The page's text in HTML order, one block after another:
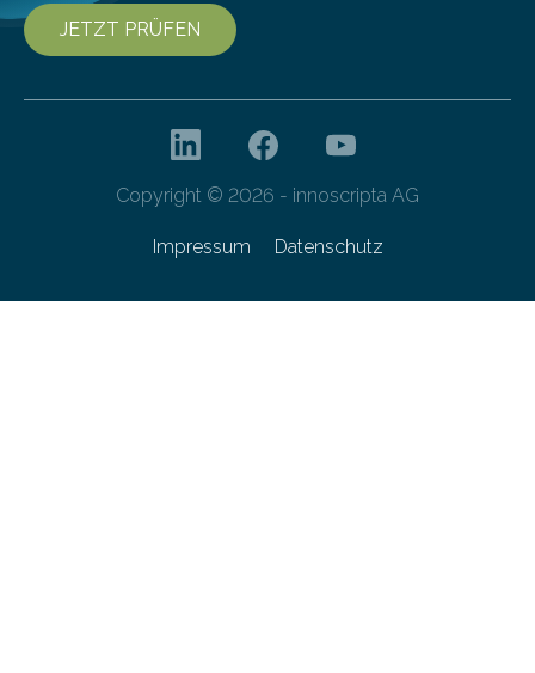
JETZT PRÜFEN
Copyright © 2026 - innoscripta AG
Impressum Datenschutz